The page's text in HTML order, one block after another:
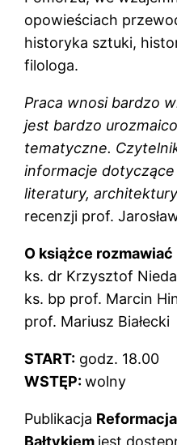
opowieściach
historyka sztuki,
filologa.
Praca wnosi bardzo
jest bardzo
tematyczne.
informacje
literatury,
recenzji prof.
O książce rozmawiać
ks. dr Krzysztof
ks. bp prof. Marcin
prof. Mariusz Białecki
START: godz. 18.00
WSTĘP:wolny
Publikacja
Bałtykiem jest